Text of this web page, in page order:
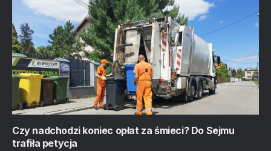
Czy nadchodzi koniec opłat za śmieci? Do Sejmu
trafiła petycja